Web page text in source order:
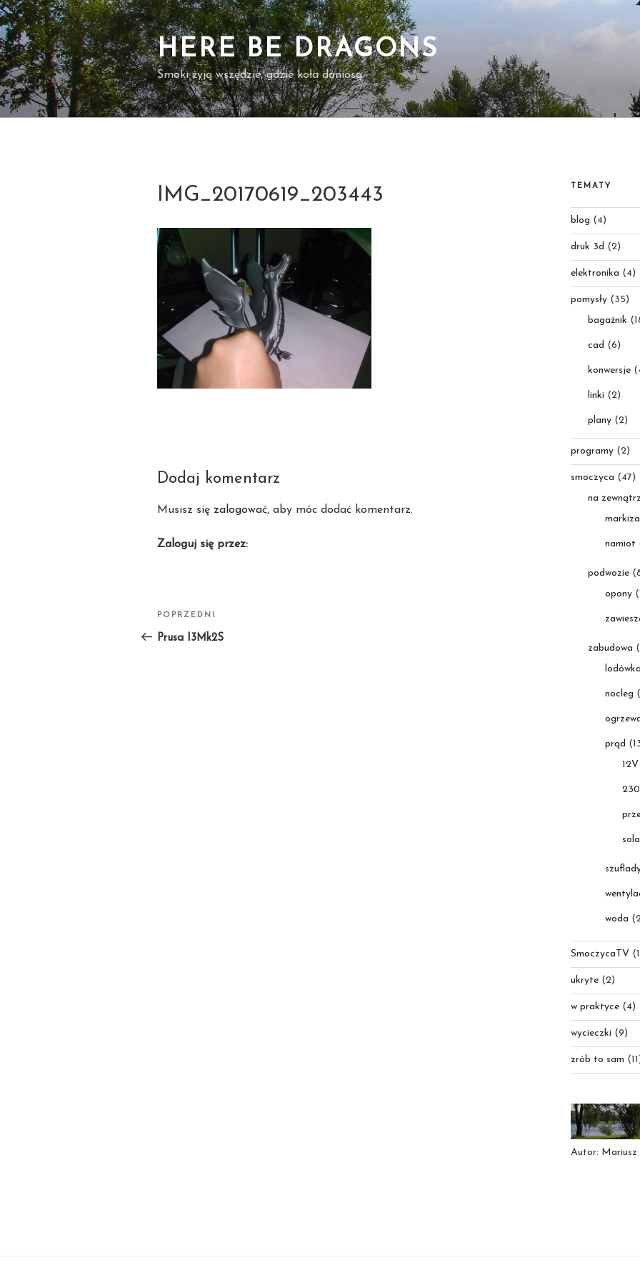
Przejdź
do
treści
HERE BE DRAGONS
Smoki żyją wszędzie, gdzie koła doniosą.
IMG_20170619_203443
Dodaj komentarz
Musisz się zalogować, aby móc dodać komentarz.
Zaloguj się przez:
Nawigacja
wpisu
Poprzedni
wpis
POPRZEDNI
Prusa I3Mk2S
TEMATY
blog (4)
druk 3d (2)
elektronika (4)
pomysły(35)
bagażnik
cad (6)
konwersje
linki (2)
plany(2)
programy(2)
smoczyca (47)
na zewnątrz
markiza
namiot
podwozie
opony
zabudowa
lodówka
nocleg
prąd
12V
woda
SmoczycaTV
ukryte(2)
w praktyce(4)
wycieczki (9)
zrób to sam
Autor: Mariusz